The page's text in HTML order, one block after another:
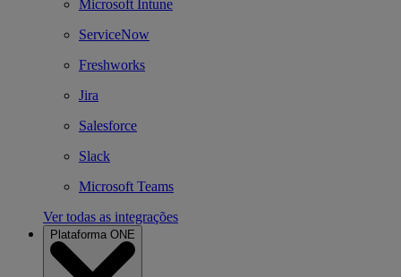
Microsoft Intune
ServiceNow
Freshworks
Jira
Salesforce
Slack
Microsoft Teams
Ver todas as integrações
Plataforma ONE